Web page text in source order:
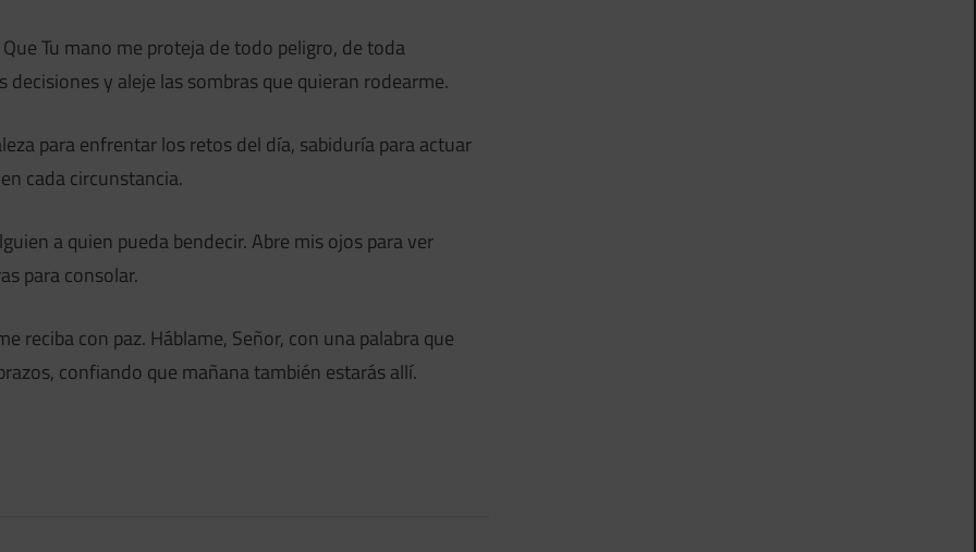
Tu mano me proteja de todo peligro, de toda
y aleje las sombras que quieran rodearme.
para enfrentar los retos del día, sabiduría para actuar
cada circunstancia.
a quien pueda bendecir. Abre mis ojos para ver
para consolar.
reciba con paz. Háblame, Señor, con una palabra que
confiando que mañana también estarás allí.